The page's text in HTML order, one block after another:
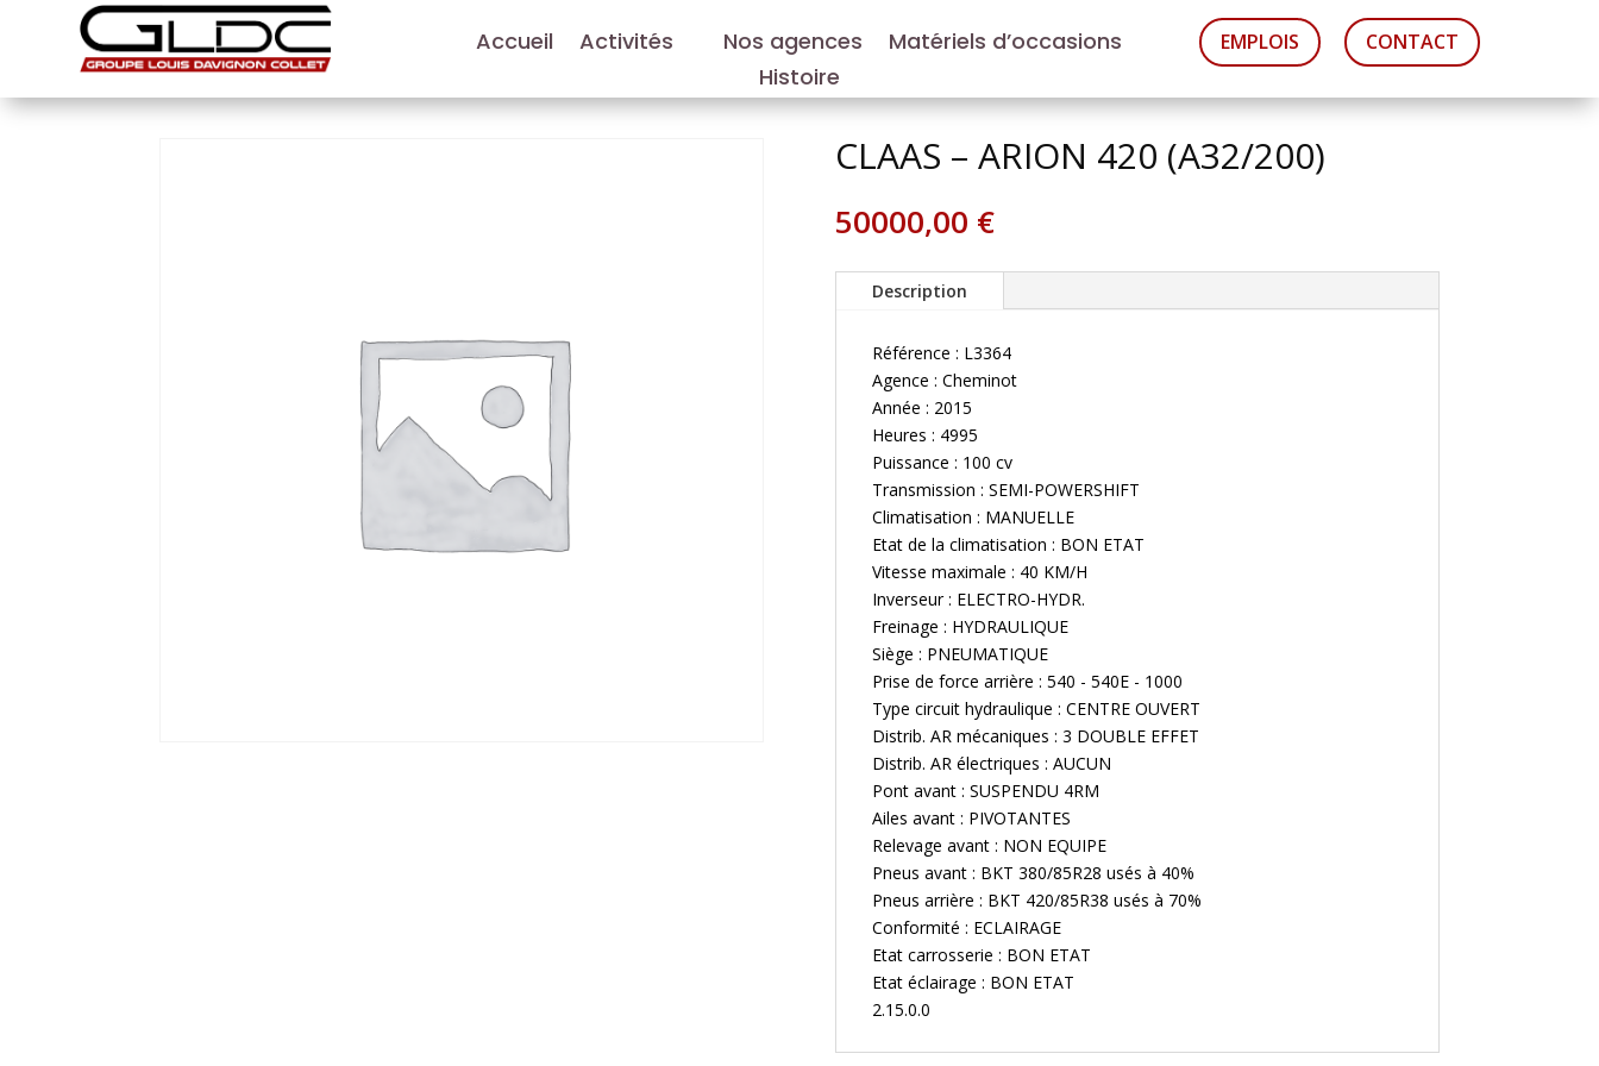
Accueil Activités Nos agences
Matériels d’occasions
Histoire
EMPLOIS CONTACT
CLAAS – ARION 420 (A32/200)
50000,00 €
Description
Référence : L3364
Agence : Cheminot
Année : 2015
Heures : 4995
Puissance : 100 cv
Transmission : SEMI-POWERSHIFT
Climatisation : MANUELLE
Etat de la climatisation : BON ETAT
Vitesse maximale : 40 KM/H
Inverseur : ELECTRO-HYDR.
Freinage : HYDRAULIQUE
Siège : PNEUMATIQUE
Prise de force arrière : 540 - 540E - 1000
Type circuit hydraulique : CENTRE OUVERT
Distrib. AR mécaniques : 3 DOUBLE EFFET
Distrib. AR électriques : AUCUN
Pont avant : SUSPENDU 4RM
Ailes avant : PIVOTANTES
Relevage avant : NON EQUIPE
Pneus avant : BKT 380/85R28 usés à 40%
Pneus arrière : BKT 420/85R38 usés à 70%
Conformité : ECLAIRAGE
Etat carrosserie : BON ETAT
Etat éclairage : BON ETAT
2.15.0.0